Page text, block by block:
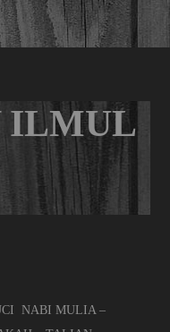
ILMUL
NABI MULIA –